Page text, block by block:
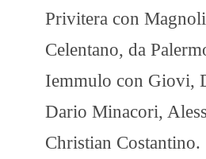
Privitera con
Celentano, da
Iemmulo con Giovi,
Dario Minacori,
Christian Costantino.